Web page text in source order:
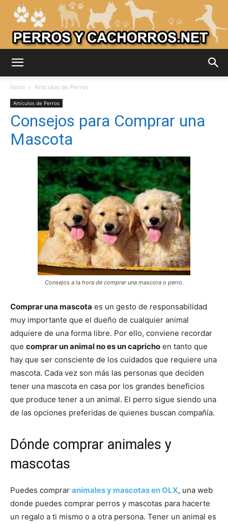
Perros
–
Razas
de
–
Fotos
Inicio Articulos de Perros
Articulos de Perros
Consejos para Comprar una
Mascota
Consejos a la hora de comprar una mascora o perro.
Comprar una mascota es un gesto de responsabilidad
muy importante que el dueño de cualquier animal
adquiere de una forma libre. Por ello, conviene recordar
que comprar un animal no es un capricho en tanto que
hay que ser consciente de los cuidados que requiere una
mascota. Cada vez son más las personas que deciden
tener una mascota en casa por los grandes beneficios
que produce tener a un animal. El perro sigue siendo una
de las opciones preferidas de quienes buscan compañía.
Dónde comprar animales y
mascotas
Puedes comprar animales y mascotas en OLX, una web
donde puedes comprar perros y mascotas para hacerte
un regalo a ti mismo o a otra persona. Tener un animal es